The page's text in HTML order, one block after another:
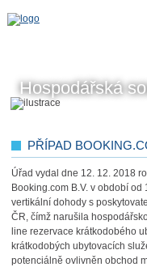
Hospodářská
PŘÍPAD
Úřad vydal dne 12. 12. 2018
Booking.com B.V. v období
vertikální dohody s
ČR, čímž narušila
line rezervace krátkodobého
krátkodobých ubytovacích
potenciálně ovlivněn obchod